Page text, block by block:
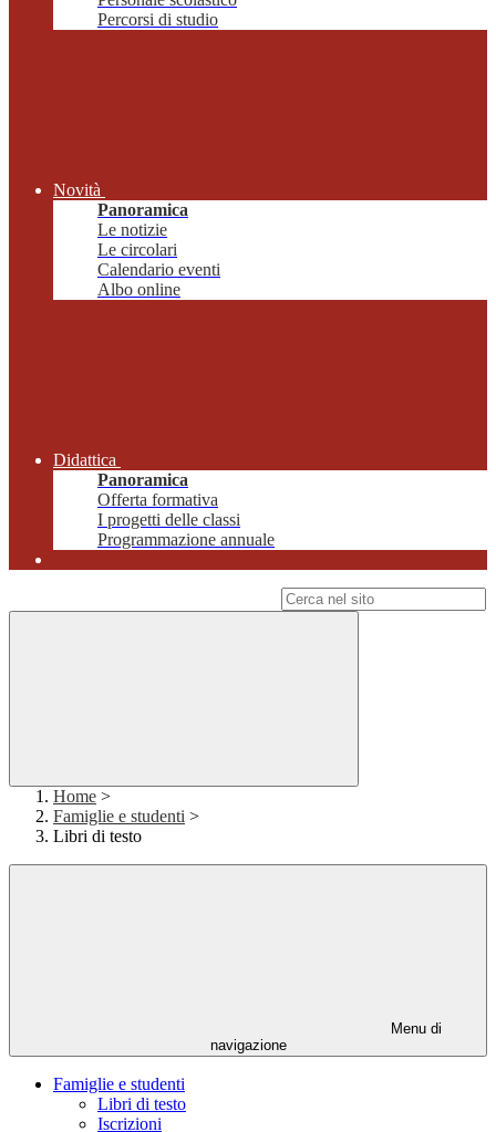
Percorsi di studio
Novità
Panoramica
Le notizie
Le circolari
Calendario eventi
Albo online
Didattica
Panoramica
Offerta formativa
I progetti delle classi
Programmazione annuale
Home >
Famiglie e studenti >
Libri di testo
Menu di
navigazione
Famiglie e studenti
Libri di testo
Iscrizioni